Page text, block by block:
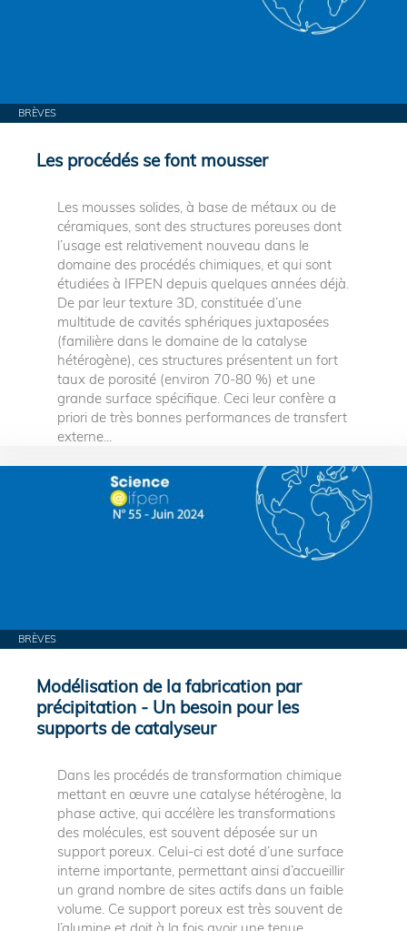
BRÈVES
Les procédés se font mousser
Les mousses solides, à base de métaux ou de
céramiques, sont des structures poreuses dont
l’usage est relativement nouveau dans le
domaine des procédés chimiques, et qui sont
étudiées à IFPEN depuis quelques années déjà.
De par leur texture 3D, constituée d’une
multitude de cavités sphériques juxtaposées
(familière dans le domaine de la catalyse
hétérogène), ces structures présentent un fort
taux de porosité (environ 70-80 %) et une
grande surface spécifique. Ceci leur confère a
priori de très bonnes performances de transfert
externe...
BRÈVES
Modélisation de la fabrication par
précipitation - Un besoin pour les
supports de catalyseur
Dans les procédés de transformation chimique
mettant en œuvre une catalyse hétérogène, la
phase active, qui accélère les transformations
des molécules, est souvent déposée sur un
support poreux. Celui-ci est doté d’une surface
interne importante, permettant ainsi d’accueillir
un grand nombre de sites actifs dans un faible
volume. Ce support poreux est très souvent de